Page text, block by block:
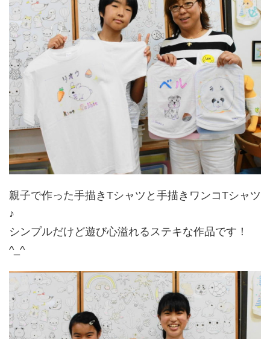
親子で作った手描きTシャツと手描きワンコTシャツ
♪
シンプルだけど遊び心溢れるステキな作品です！
^_^